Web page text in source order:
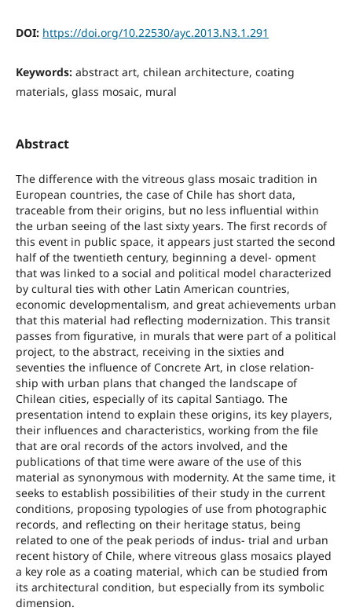
DOI: https://doi.org/10.22530/ayc.2013.N3.1.291
Keywords: abstract art, chilean architecture, coating
materials, glass mosaic, mural
Abstract
The difference with the vitreous glass mosaic tradition in
European countries, the case of Chile has short data,
traceable from their origins, but no less influential within
the urban seeing of the last sixty years. The first records of
this event in public space, it appears just started the second
half of the twentieth century, beginning a devel‐ opment
that was linked to a social and political model characterized
by cultural ties with other Latin American countries,
economic developmentalism, and great achievements urban
that this material had reflecting modernization. This transit
passes from figurative, in murals that were part of a political
project, to the abstract, receiving in the sixties and
seventies the influence of Concrete Art, in close relation‐
ship with urban plans that changed the landscape of
Chilean cities, especially of its capital Santiago. The
presentation intend to explain these origins, its key players,
their influences and characteristics, working from the file
that are oral records of the actors involved, and the
publications of that time were aware of the use of this
material as synonymous with modernity. At the same time, it
seeks to establish possibilities of their study in the current
conditions, proposing typologies of use from photographic
records, and reflecting on their heritage status, being
related to one of the peak periods of indus‐ trial and urban
recent history of Chile, where vitreous glass mosaics played
a key role as a coating material, which can be studied from
its architectural condition, but especially from its symbolic
dimension.